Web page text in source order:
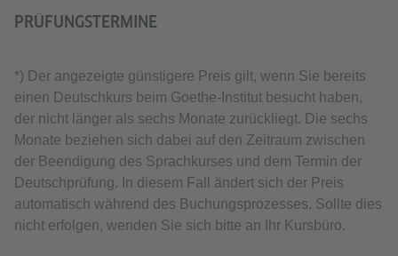
PRÜFUNGSTERMINE
*) Der angezeigte günstigere Preis gilt, wenn Sie bereits
einen Deutschkurs beim Goethe-Institut besucht haben,
der nicht länger als sechs Monate zurückliegt. Die sechs
Monate beziehen sich dabei auf den Zeitraum zwischen
der Beendigung des Sprachkurses und dem Termin der
Deutschprüfung. In diesem Fall ändert sich der Preis
automatisch während des Buchungsprozesses. Sollte dies
nicht erfolgen, wenden Sie sich bitte an Ihr Kursbüro.